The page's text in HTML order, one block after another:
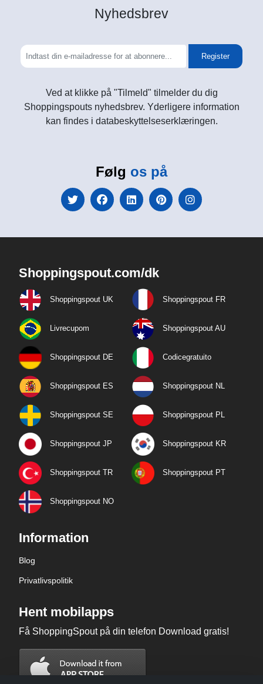
Nyhedsbrev
Register
Ved at klikke på "Tilmeld" tilmelder du dig
Shoppingspouts nyhedsbrev. Yderligere information
kan findes i databeskyttelseserklæringen.
Følg os på
Shoppingspout.com/dk
Shoppingspout UK Shoppingspout FR
Livrecupom Shoppingspout AU
Shoppingspout DE Codicegratuito
Shoppingspout ES Shoppingspout NL
Shoppingspout SE Shoppingspout PL
Shoppingspout JP Shoppingspout KR
Shoppingspout TR Shoppingspout PT
Shoppingspout NO
Information
Blog
Privatlivspolitik
Hent mobilapps
Få ShoppingSpout på din telefon Download gratis!